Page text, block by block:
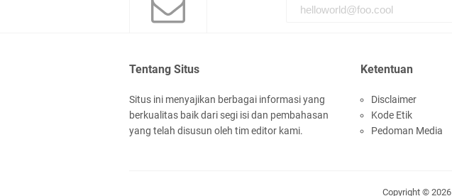
Tentang Situs
Situs ini menyajikan berbagai informasi yang
berkualitas baik dari segi isi dan pembahasan
yang telah disusun oleh tim editor kami.
Ketentuan
Disclaimer
Kode Etik
Pedoman Media
Copyright © 2026